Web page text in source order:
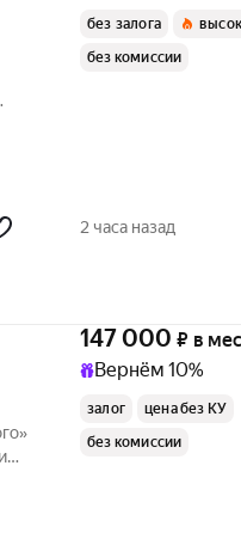
без залога
без комиссии
2 часа назад
147 000 ₽ в
Вернём 10%
залог
цена без КУ
без комиссии